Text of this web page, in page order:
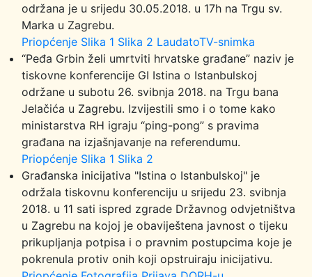
održana je u srijedu 30.05.2018. u 17h na Trgu sv.
Marka u Zagrebu.
Priopćenje Slika 1 Slika 2 LaudatoTV-snimka
“Peđa Grbin želi umrtviti hrvatske građane” naziv je
tiskovne konferencije GI Istina o Istanbulskoj
održane u subotu 26. svibnja 2018. na Trgu bana
Jelačića u Zagrebu. Izvijestili smo i o tome kako
ministarstva RH igraju “ping-pong” s pravima
građana na izjašnjavanje na referendumu.
Priopćenje Slika 1 Slika 2
Građanska inicijativa "Istina o Istanbulskoj" je
održala tiskovnu konferenciju u srijedu 23. svibnja
2018. u 11 sati ispred zgrade Državnog odvjetništva
u Zagrebu na kojoj je obaviještena javnost o tijeku
prikupljanja potpisa i o pravnim postupcima koje je
pokrenula protiv onih koji opstruiraju inicijativu.